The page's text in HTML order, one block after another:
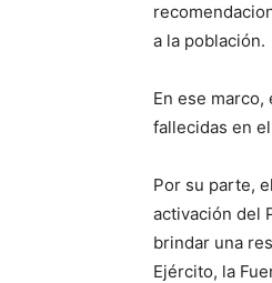
a la población.
En ese
fallecidas en
Por su parte,
activación del
brindar una
Ejército, la